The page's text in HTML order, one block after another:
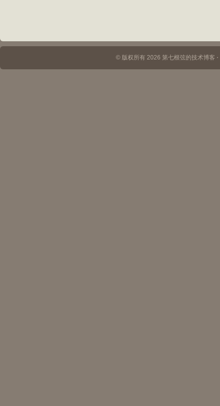
© 版权所有 2026 第七根弦的技术博客